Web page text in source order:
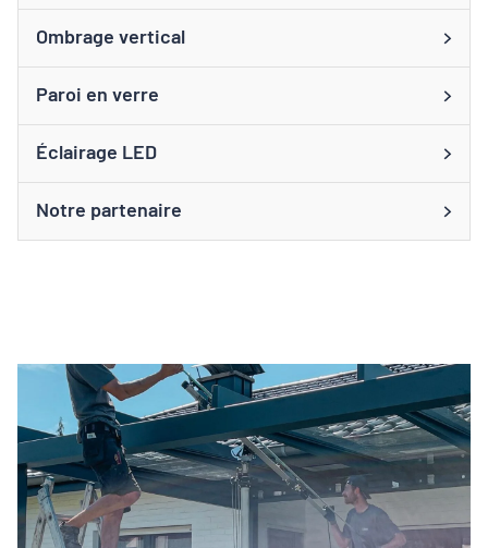
Ombrage vertical
Paroi en verre
Éclairage LED
Notre partenaire